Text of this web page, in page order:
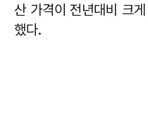
산 가격이 전년대비 크
했다.